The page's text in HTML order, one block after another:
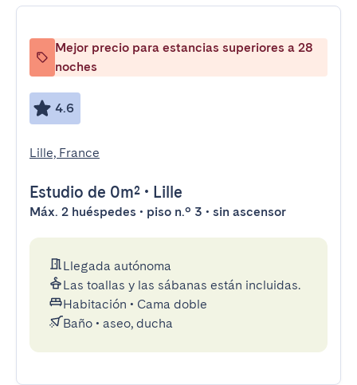
Mejor precio para estancias superiores a 28
noches
4.6
Lille, France
Estudio de 0m² • Lille
Máx. 2 huéspedes • piso n.º 3 • sin ascensor
Llegada autónoma
Las toallas y las sábanas están incluidas.
Habitación • Cama doble
Baño • aseo, ducha